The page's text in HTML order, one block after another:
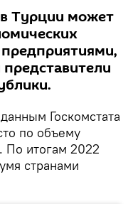
Турции может
предприятиями,
Госкомстата
по объему
По итогам 2022
странами